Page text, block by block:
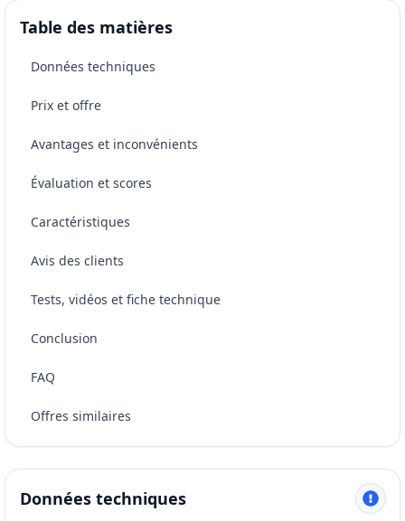
Table des matières
Données techniques
Prix et offre
Avantages et inconvénients
Évaluation et scores
Caractéristiques
Avis des clients
Tests, vidéos et fiche technique
Conclusion
FAQ
Offres similaires
Données techniques